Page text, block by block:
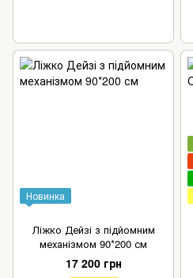
Новинка
Ліжко Дейзі з підйомним
механізмом 90*200 см
17 200 грн